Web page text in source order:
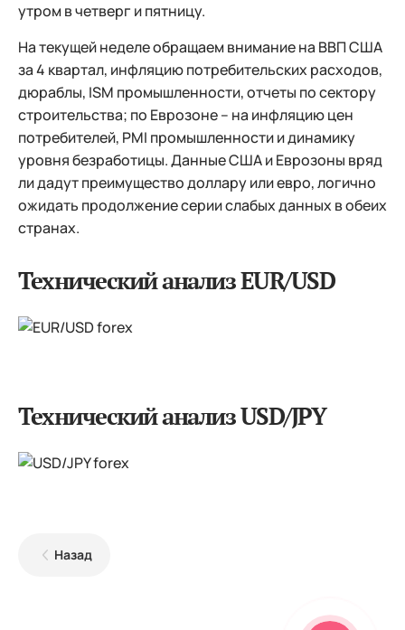
утром в четверг и пятницу.
На текущей неделе обращаем внимание на ВВП США
за 4 квартал, инфляцию потребительских расходов,
дюраблы, ISM промышленности, отчеты по сектору
строительства; по Еврозоне – на инфляцию цен
потребителей, PMI промышленности и динамику
уровня безработицы. Данные США и Еврозоны вряд
ли дадут преимущество доллару или евро, логично
ожидать продолжение серии слабых данных в обеих
странах.
Технический анализ EUR/USD
Технический анализ USD/JPY
Назад